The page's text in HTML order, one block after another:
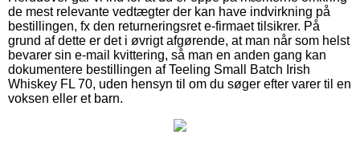
de mest relevante vedtægter der kan have indvirkning på
bestillingen, fx den returneringsret e-firmaet tilsikrer. På
grund af dette er det i øvrigt afgørende, at man når som helst
bevarer sin e-mail kvittering, så man en anden gang kan
dokumentere bestillingen af Teeling Small Batch Irish
Whiskey FL 70, uden hensyn til om du søger efter varer til en
voksen eller et barn.